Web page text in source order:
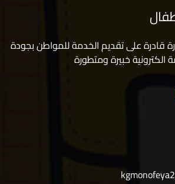
قادرة على تقديم الخدمة للمواطن بجودة
خبيرة ومتطورة